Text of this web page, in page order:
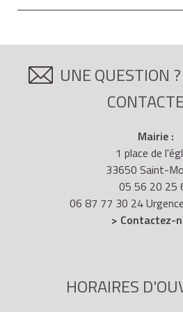
UNE QUESTION
Mairie :
1 place de
33650 Saint-
05 56 20 25
06 87 77 30 24
> Contactez-
HORAIRES